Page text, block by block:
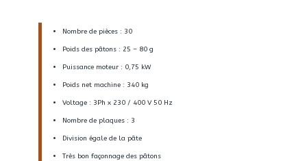
Nombre de pièces : 30
Poids des pâtons : 25 – 80 g
Puissance moteur : 0,75 kW
Poids net machine : 340 kg
Voltage : 3Ph x 230 / 400 V 50 Hz
Nombre de plaques : 3
Division égale de la pâte
Très bon façonnage des pâtons